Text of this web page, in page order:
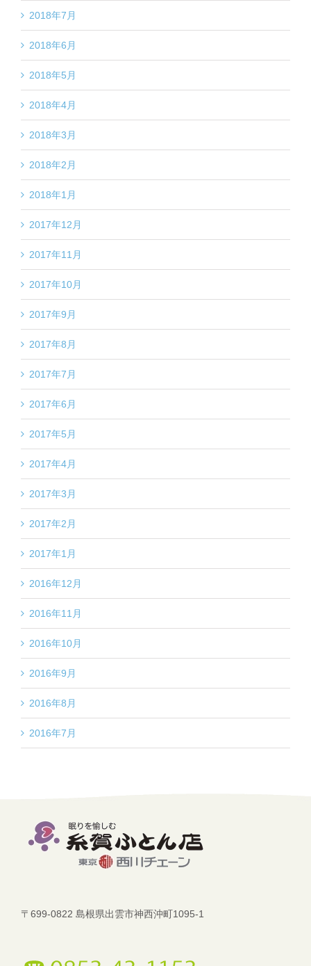
2018年7月
2018年6月
2018年5月
2018年4月
2018年3月
2018年2月
2018年1月
2017年12月
2017年11月
2017年10月
2017年9月
2017年8月
2017年7月
2017年6月
2017年5月
2017年4月
2017年3月
2017年2月
2017年1月
2016年12月
2016年11月
2016年10月
2016年9月
2016年8月
2016年7月
〒699-0822 島根県出雲市神西沖町1095-1